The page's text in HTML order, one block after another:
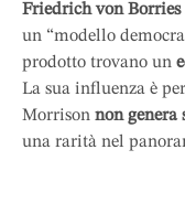
Friedrich von Borries
un “modello
prodotto trovano un
La sua influenza è
Morrison non genera
una rarità nel